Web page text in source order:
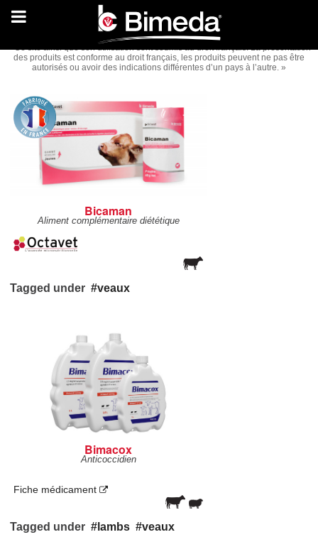
« Ce site ainsi que son utilisation sont soumis au droit français. La présentation
des produits est conforme au droit français, les produits peuvent ne pas être
autorisés ou avoir des indications différentes d’un pays à l’autre. »
Bicaman
Aliment complémentaire diététique
Tagged under veaux
Bimacox
Anticoccidien
Fiche médicament
Tagged under lambs veaux